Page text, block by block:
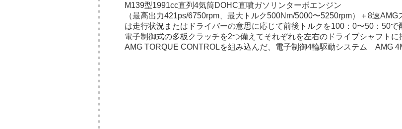
M139型1991cc直列4気筒DOHC直噴ガソリンターボエンジン
（最高出力421ps/6750rpm、最大トルク500Nm/5000〜5250rpm）＋8速
は走行状況またはドライバーの意思に応じて前後トルクを100：0〜50：50
電子制御式の多板クラッチを2つ備えてそれぞれを左右のドライブシャフト
AMG TORQUE CONTROLを組み込んだ、電子制御4輪駆動システム AMG